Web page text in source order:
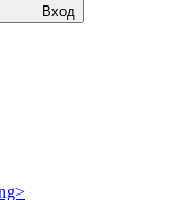
Вход